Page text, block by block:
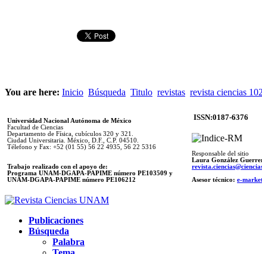
You are here: Inicio Búsqueda Titulo revistas revista ciencias 102
Universidad Nacional Autónoma de México
Facultad de Ciencias
Departamento de Física, cubículos 320 y 321.
Ciudad Universitaria. México, D.F., C.P. 04510.
Télefono y Fax: +52 (01 55) 56 22 4935, 56 22 5316
Trabajo realizado con el apoyo de:
Programa UNAM-DGAPA-PAPIME número PE103509 y
UNAM-DGAPA-PAPIME número PE106212
ISSN:0187-6376
Responsable del sitio
Laura González
Asesor técnico: e-
Publicaciones
Búsqueda
Palabra